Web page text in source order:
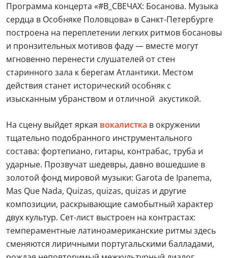
Программа концерта «#В_СВЕЧАХ: Босанова. Музыка
сердца в Особняке Половцова» в Санкт-Петербурге
построена на переплетении легких ритмов босановы
и пронзительных мотивов фаду — вместе могут
мгновенно перенести слушателей от стен
старинного зала к берегам Атлантики. Местом
действия станет исторический особняк с
изысканным убранством и отличной акустикой.
На сцену выйдет яркая вокалистка в окружении
тщательно подобранного инструментального
состава: фортепиано, гитары, контрабас, труба и
ударные. Прозвучат шедевры, давно вошедшие в
золотой фонд мировой музыки: Garota de Ipanema,
Mas Que Nada, Quizas, quizas, quizas и другие
композиции, раскрывающие самобытный характер
двух культур. Сет-лист выстроен на контрастах:
темпераментные латиноамериканские ритмы здесь
сменяются лиричными португальскими балладами,